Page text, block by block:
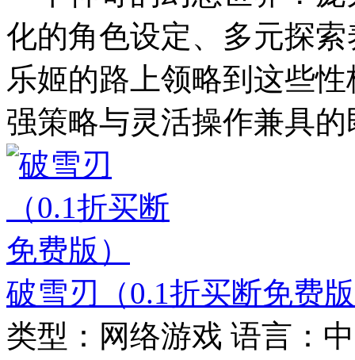
化的角色设定、多元探
乐姬的路上领略到这些
强策略与灵活操作兼具的
破雪刃（0.1折买断免费
类型： 网络游戏 语言：